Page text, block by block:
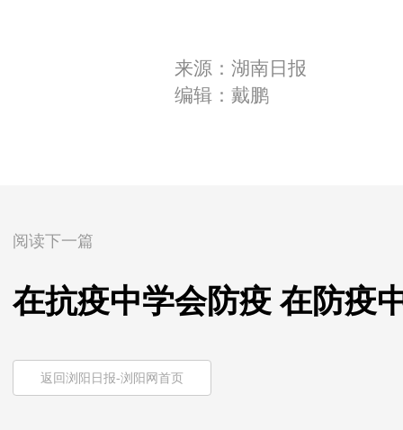
来源：湖南日报
编辑：戴鹏
阅读下一篇
在抗疫中学会防疫 在防疫
返回浏阳日报-浏阳网首页